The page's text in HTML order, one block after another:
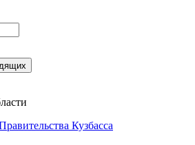
Кузбасса